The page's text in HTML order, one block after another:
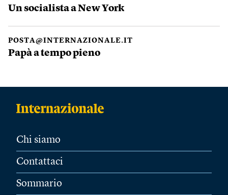
Un socialista a New York
POSTA@INTERNAZIONALE.IT
Papà a tempo pieno
Chi siamo
Contattaci
Sommario